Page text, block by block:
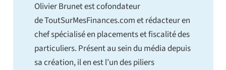
Olivier Brunet est cofondateur
de ToutSurMesFinances.com et rédacteur en
chef spécialisé en placements et fiscalité des
particuliers. Présent au sein du média depuis
sa création, il en est l’un des piliers